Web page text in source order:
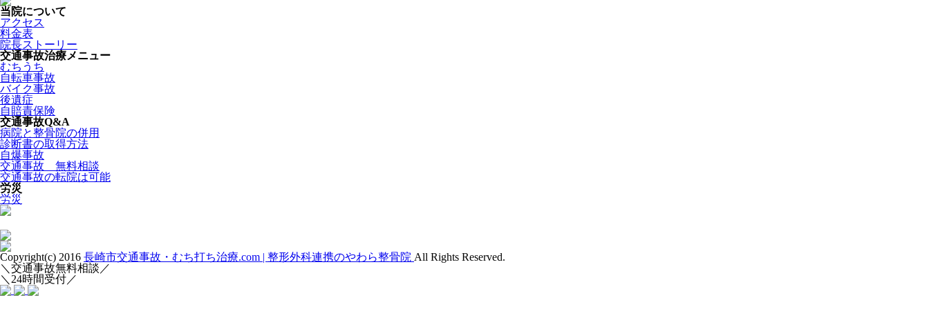
当院について
アクセス
料金表
院長ストーリー
交通事故治療メニュー
むちうち
自転車事故
バイク事故
後遺症
自賠責保険
交通事故Q&A
病院と整骨院の併用
診断書の取得方法
自爆事故
交通事故 無料相談
交通事故の転院は可能
労災
労災
Copyright(c) 2016 長崎市交通事故・むち打ち治療.com | 整形外科連携のやわら整骨院 All Rights Reserved.
＼交通事故無料相談／
＼24時間受付／